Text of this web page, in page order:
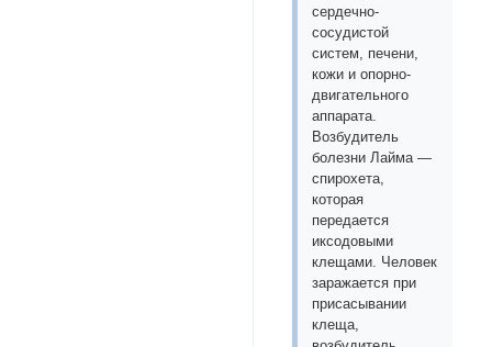
сердечно-
сосудистой
систем, печени,
кожи и опорно-
двигательного
аппарата.
Возбудитель
болезни Лайма —
спирохета,
которая
передается
иксодовыми
клещами. Человек
заражается при
присасывании
клеща,